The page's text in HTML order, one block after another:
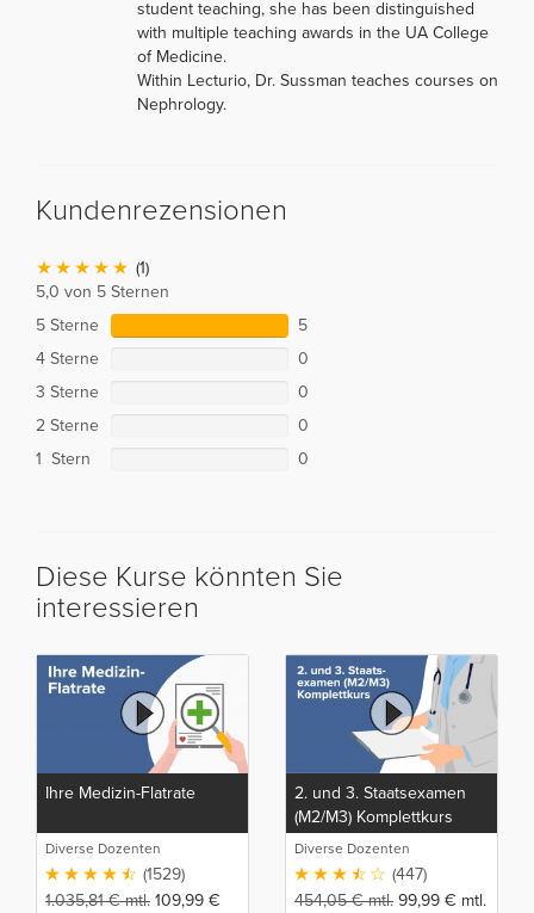
student teaching, she has been distinguished
with multiple teaching awards in the UA College
of Medicine.
Within Lecturio, Dr. Sussman teaches courses on
Nephrology.
Kundenrezensionen
(1)
5,0 von 5 Sternen
5 Sterne
5
4 Sterne
0
3 Sterne
0
2 Sterne
0
1 Stern
0
Diese Kurse könnten Sie
interessieren
Ihre Medizin-Flatrate
Diverse Dozenten
(1529)
1.035,81€mtl. 109,99 €
2. und 3. Staatsexamen
(M2/M3) Komplettkurs
Diverse Dozenten
(447)
454,05€mtl. 99,99 € mtl.